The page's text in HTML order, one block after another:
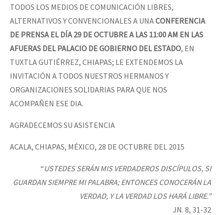
la naturaleza bajo asedio)
Libros para descargar
Medios Libres
COVID-19
Eventos
Contacto
TODOS LOS MEDIOS DE COMUNICACIÓN LIBRES,
ALTERNATIVOS Y CONVENCIONALES A UNACONFERENCIA
DE PRENSA EL DÍA 29 DE OCTUBRE A LAS 11:00 AM EN LAS
AFUERAS DEL PALACIO DE GOBIERNO DEL ESTADO, EN
TUXTLA GUTIÉRREZ, CHIAPAS; LE EXTENDEMOS LA
INVITACIÓN A TODOS NUESTROS HERMANOS Y
ORGANIZACIONES SOLIDARIAS PARA QUE NOS
ACOMPAÑEN ESE DIA.
AGRADECEMOS SU ASISTENCIA
ACALA, CHIAPAS, MÉXICO, 28 DE OCTUBRE DEL 2015
“USTEDES SERÁN MIS VERDADEROS DISCÍPULOS, SI
GUARDAN SIEMPRE MI PALABRA; ENTONCES CONOCERÁN LA
VERDAD, Y LA VERDAD LOS HARÁ LIBRE.”
JN. 8, 31-32